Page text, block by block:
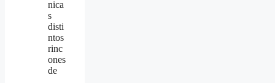
nica
s
disti
ntos
rinc
ones
de